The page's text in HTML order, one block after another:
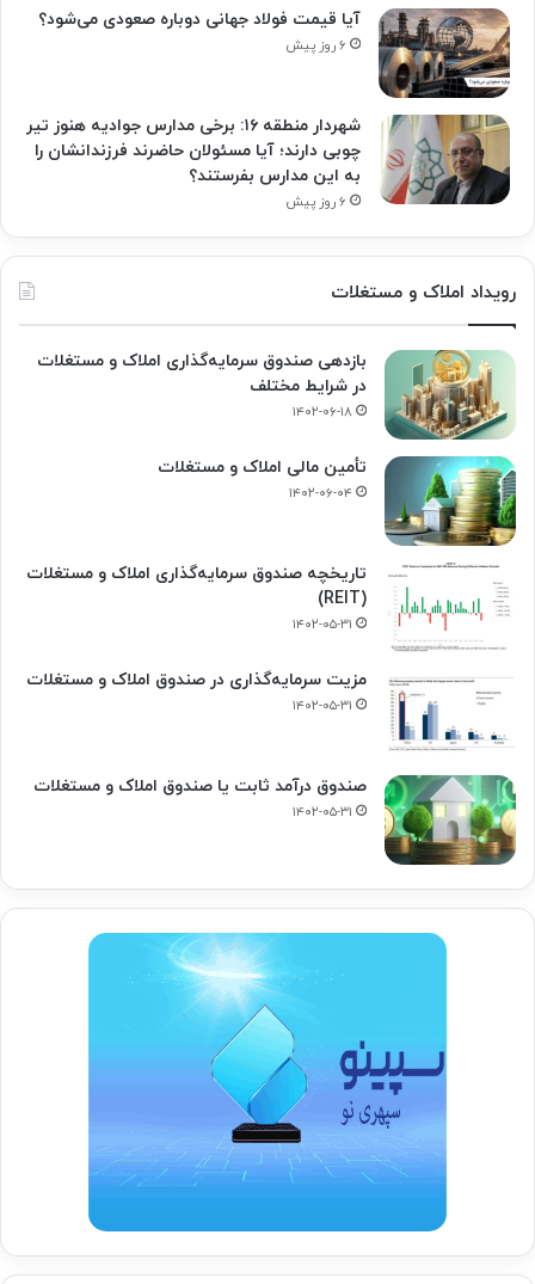
آیا قیمت فولاد جهانی دوباره صعودی می‌شود؟
۶ روز پیش
شهردار منطقه ۱۶: برخی مدارس جوادیه هنوز تیر
چوبی دارند؛ آیا مسئولان حاضرند فرزندانشان را
به این مدارس بفرستند؟
۶ روز پیش
رویداد املاک و مستغلات
بازدهی صندوق سرمایه‌گذاری املاک و مستغلات
در شرایط مختلف
۱۴۰۲-۰۶-۱۸
تأمین مالی املاک و مستغلات
۱۴۰۲-۰۶-۰۴
تاریخچه صندوق سرمایه‌گذاری املاک و مستغلات
(REIT)
۱۴۰۲-۰۵-۳۱
مزیت سرمایه‌گذاری در صندوق املاک و مستغلات
۱۴۰۲-۰۵-۳۱
صندوق درآمد ثابت یا صندوق املاک و مستغلات
۱۴۰۲-۰۵-۳۱